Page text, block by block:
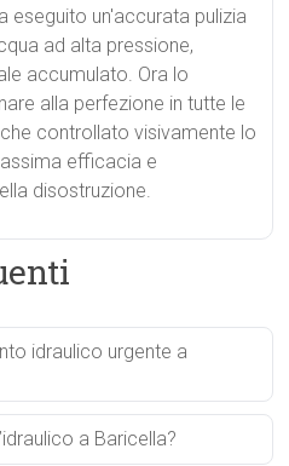
eseguito un'accurata pulizia
ad alta pressione,
accumulato. Ora lo
alla perfezione in tutte le
controllato visivamente lo
efficacia e
disostruzione.
idraulico urgente a
a Baricella?